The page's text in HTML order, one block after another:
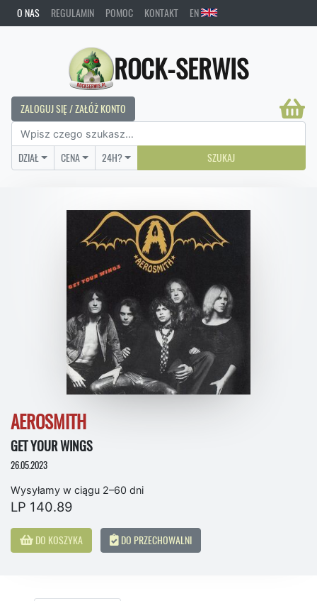
O NAS REGULAMIN POMOC KONTAKT EN
ROCK-SERWIS
ZALOGUJ SIĘ / ZAŁÓŻ KONTO
DZIAŁ CENA 24H? SZUKAJ
AEROSMITH
GET YOUR WINGS
26.05.2023
Wysyłamy w ciągu 2–60 dni
LP 140.89
DO KOSZYKA DO PRZECHOWALNI